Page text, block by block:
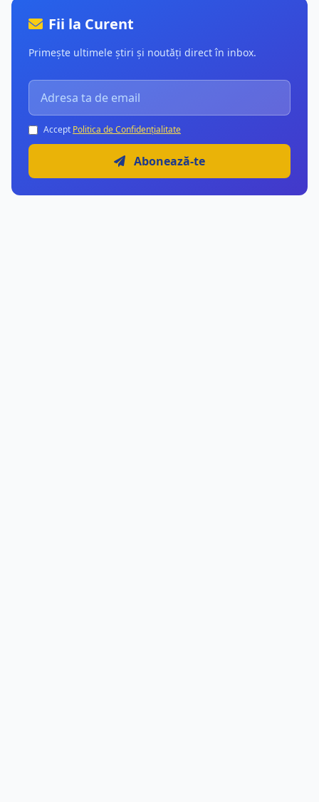
Fii la Curent
Primește ultimele știri și noutăți direct în inbox.
Accept Politica de Confidențialitate
Abonează-te